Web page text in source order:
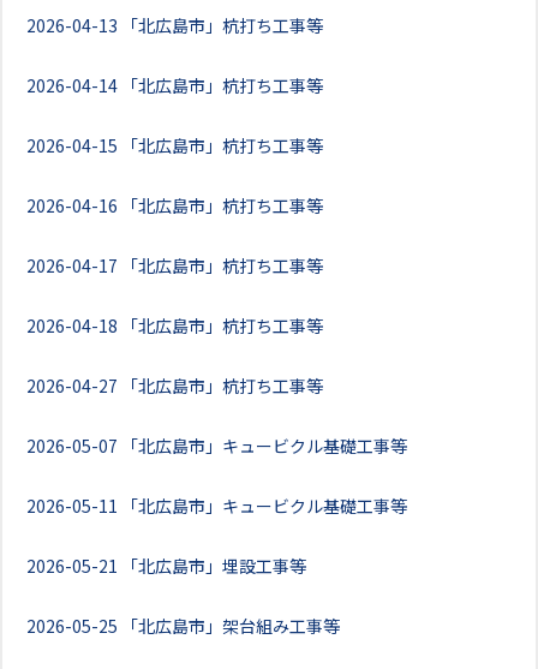
2026-04-13 「北広島市」杭打ち工事等
2026-04-14 「北広島市」杭打ち工事等
2026-04-15 「北広島市」杭打ち工事等
2026-04-16 「北広島市」杭打ち工事等
2026-04-17 「北広島市」杭打ち工事等
2026-04-18 「北広島市」杭打ち工事等
2026-04-27 「北広島市」杭打ち工事等
2026-05-07 「北広島市」キュービクル基礎工事等
2026-05-11 「北広島市」キュービクル基礎工事等
2026-05-21 「北広島市」埋設工事等
2026-05-25 「北広島市」架台組み工事等